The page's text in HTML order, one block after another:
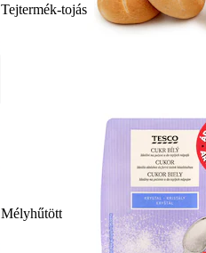
Tejtermék-tojás
Mélyhűtött